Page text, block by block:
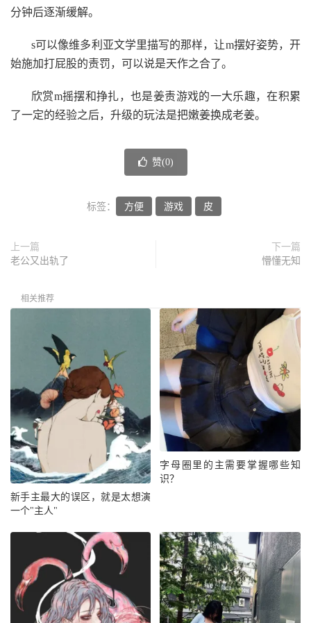
分钟后逐渐缓解。
s可以像维多利亚文学里描写的那样，让m摆好姿势，开
始施加打屁股的责罚，可以说是天作之合了。
欣赏m摇摆和挣扎，也是姜责游戏的一大乐趣，在积累
了一定的经验之后，升级的玩法是把嫩姜换成老姜。
赞(0)
标签： 方便 游戏 皮
上一篇
老公又出轨了
下一篇
懵懂无知
相关推荐
新手主最大的误区，就是太想演
一个"主人"
字母圈里的主需要掌握哪些知
识？